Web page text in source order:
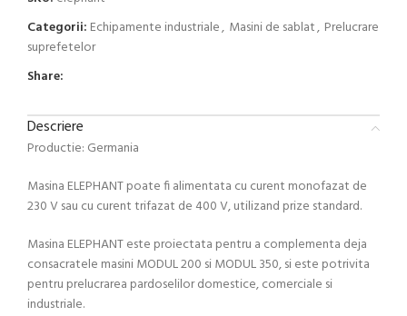
Categorii: Echipamente industriale, Masini de sablat, Prelucrare
suprefetelor
Share:
Descriere
Productie: Germania
Masina ELEPHANT poate fi alimentata cu curent monofazat de
230 V sau cu curent trifazat de 400 V, utilizand prize standard.
Masina ELEPHANT este proiectata pentru a complementa deja
consacratele masini MODUL 200 si MODUL 350, si este potrivita
pentru prelucrarea pardoselilor domestice, comerciale si
industriale.